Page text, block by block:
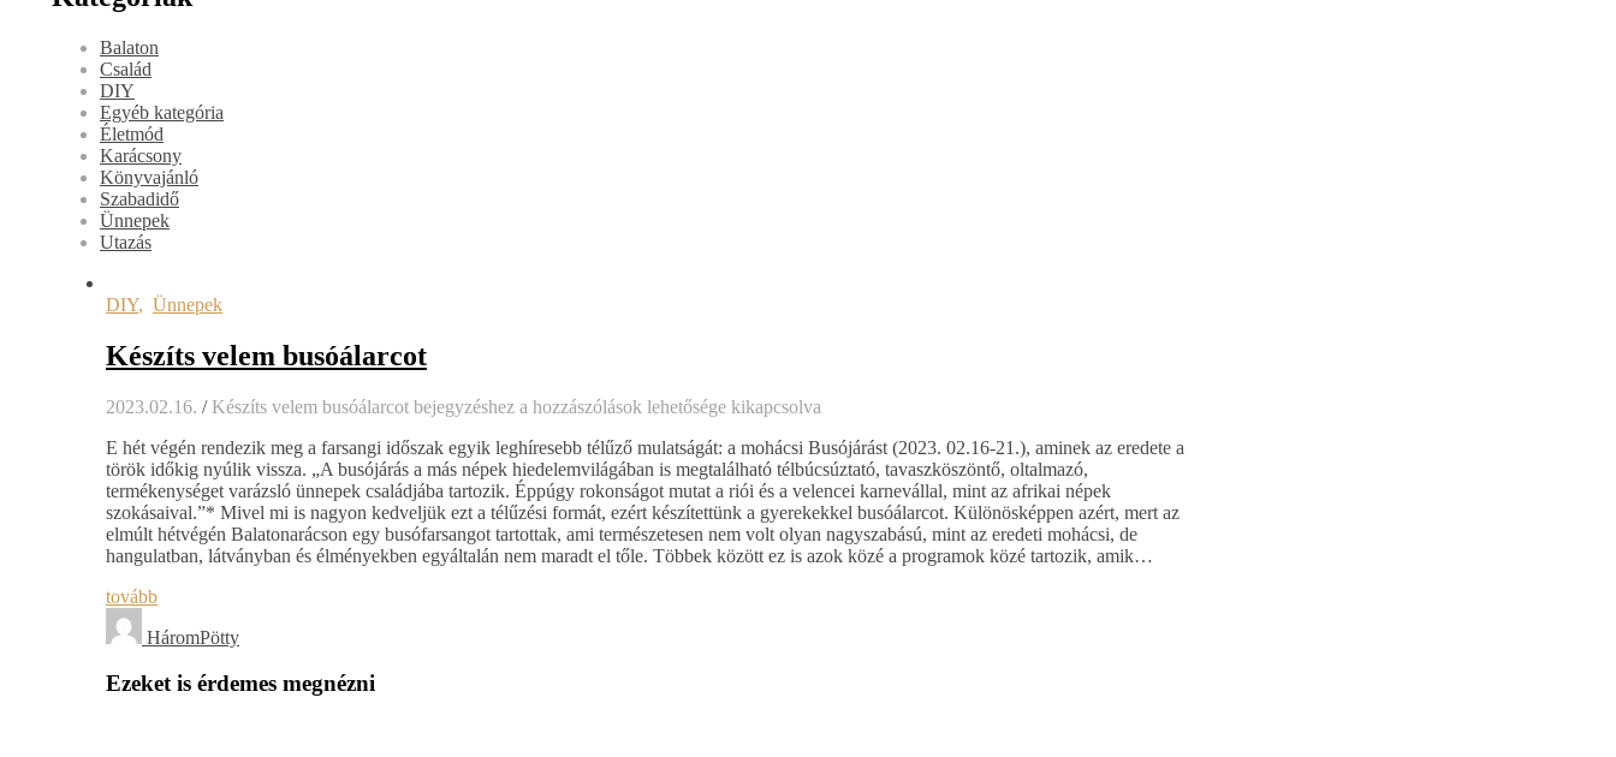
Balaton
Család
DIY
Egyéb kategória
Életmód
Karácsony
Könyvajánló
Szabadidő
Ünnepek
Utazás
DIY, Ünnepek
Készíts velem busóálarcot
2023.02.16. / Készíts velem busóálarcot bejegyzéshez a hozzászólások lehetősége kikapcsolva
E hét végén rendezik meg a farsangi időszak egyik leghíresebb télűző mulatságát: a mohácsi Busójárást (2023. 02.16-21.), aminek az eredete a
török időkig nyúlik vissza. „A busójárás a más népek hiedelemvilágában is megtalálható télbúcsúztató, tavaszköszöntő, oltalmazó,
termékenységet varázsló ünnepek családjába tartozik. Éppúgy rokonságot mutat a riói és a velencei karnevállal, mint az afrikai népek
szokásaival.”* Mivel mi is nagyon kedveljük ezt a télűzési formát, ezért készítettünk a gyerekekkel busóálarcot. Különösképpen azért, mert az
elmúlt hétvégén Balatonarácson egy busófarsangot tartottak, ami természetesen nem volt olyan nagyszabású, mint az eredeti mohácsi, de
hangulatban, látványban és élményekben egyáltalán nem maradt el tőle. Többek között ez is azok közé a programok közé tartozik, amik…
tovább
HáromPötty
Ezeket is érdemes megnézni